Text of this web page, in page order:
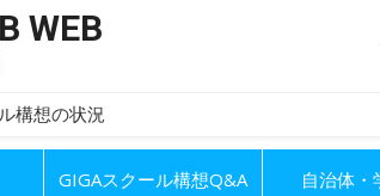
WEB
構想の状況
GIGAスクール構想Q&A 自治体・